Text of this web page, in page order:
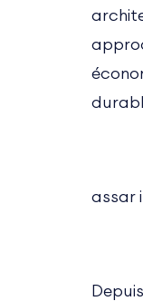
assar